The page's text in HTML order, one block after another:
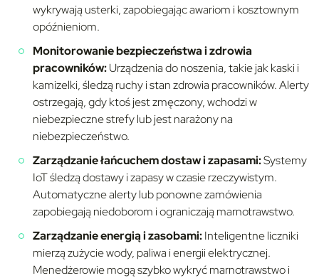
wykrywają usterki, zapobiegając awariom i kosztownym
opóźnieniom.
Monitorowanie bezpieczeństwa i zdrowia
pracowników:Urządzenia do noszenia, takie jak kaski i
kamizelki, śledzą ruchy i stan zdrowia pracowników. Alerty
ostrzegają, gdy ktoś jest zmęczony, wchodzi w
niebezpieczne strefy lub jest narażony na
niebezpieczeństwo.
Zarządzanie łańcuchem dostaw i zapasami:Systemy
IoT śledzą dostawy i zapasy w czasie rzeczywistym.
Automatyczne alerty lub ponowne zamówienia
zapobiegają niedoborom i ograniczają marnotrawstwo.
Zarządzanie energią i zasobami:Inteligentne liczniki
mierzą zużycie wody, paliwa i energii elektrycznej.
Menedżerowie mogą szybko wykryć marnotrawstwo i